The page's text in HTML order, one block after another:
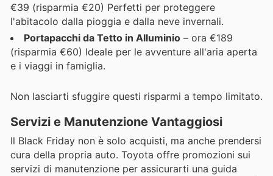
€39 (risparmia €20) Perfetti per proteggere
l'abitacolo dalla pioggia e dalla neve invernali.
Portapacchi da Tetto in Alluminio – ora €189
(risparmia €60) Ideale per le avventure all'aria aperta
e i viaggi in famiglia.
Non lasciarti sfuggire questi risparmi a tempo limitato.
Servizi e Manutenzione Vantaggiosi
Il Black Friday non è solo acquisti, ma anche prendersi
cura della propria auto. Toyota offre promozioni sui
servizi di manutenzione per assicurarti una guida